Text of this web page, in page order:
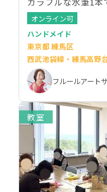
オンライン可
ハンドメイド
東京都 練馬区
西武池袋線・練馬高野
フルールアート
教室